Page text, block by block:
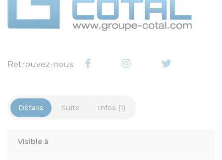
Retrouvez-nous
Détails Suite Infos (1)
Visible à